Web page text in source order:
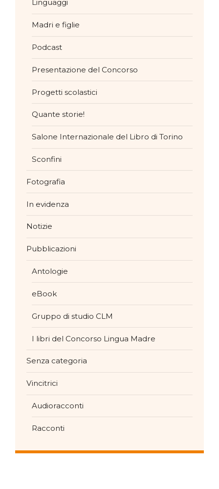
Linguaggi
Madri e figlie
Podcast
Presentazione del Concorso
Progetti scolastici
Quante storie!
Salone Internazionale del Libro di Torino
Sconfini
Fotografia
In evidenza
Notizie
Pubblicazioni
Antologie
eBook
Gruppo di studio CLM
I libri del Concorso Lingua Madre
Senza categoria
Vincitrici
Audioracconti
Racconti